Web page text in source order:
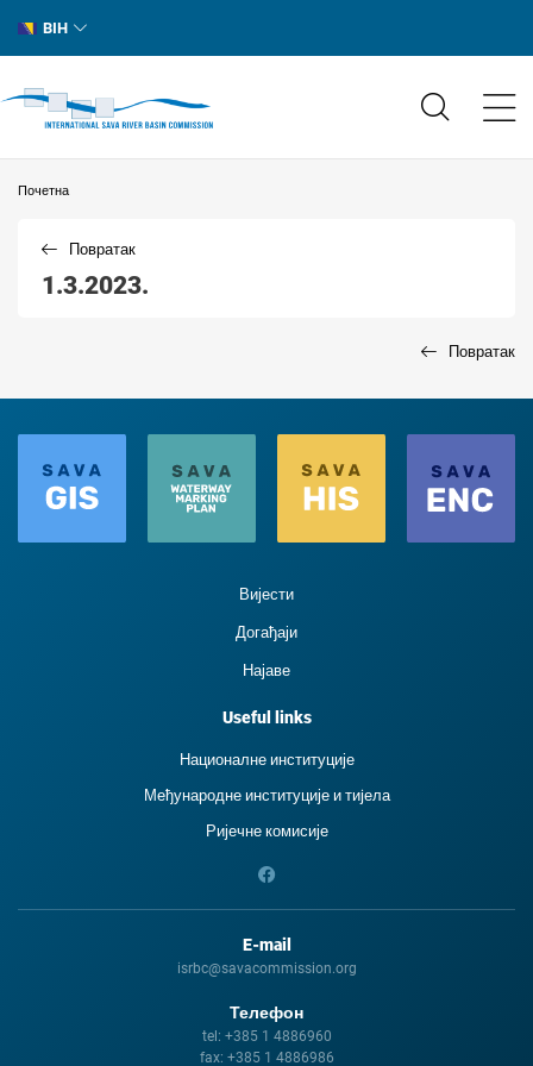
BIH
Почетна
1.3.2023.
Повратак
Повратак
Вијести
Догађаји
Најаве
Useful links
Националне институције
Међународне институције и тиjела
Ријечне комисије
E-mail
isrbc@savacommission.org
Телефон
tel: +385 1 4886960
fax: +385 1 4886986